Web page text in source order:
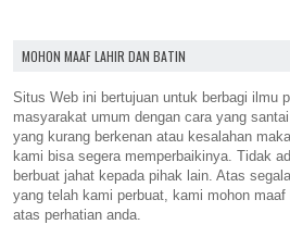
MOHON MAAF LAHIR DAN BATIN
Situs Web ini bertujuan untuk berbagi ilmu
masyarakat umum dengan cara yang
yang kurang berkenan atau kesalahan
kami bisa segera memperbaikinya. Tidak
berbuat jahat kepada pihak lain. Atas
yang telah kami perbuat, kami mohon
atas perhatian anda.